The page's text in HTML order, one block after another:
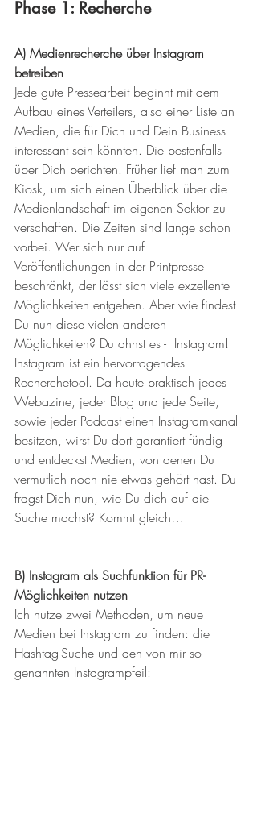
Phase 1: Recherche
A) Medienrecherche über Instagram
betreiben
Jede gute Pressearbeit beginnt mit dem
Aufbau eines Verteilers, also einer Liste an
Medien, die für Dich und Dein Business
interessant sein könnten. Die bestenfalls
über Dich berichten. Früher lief man zum
Kiosk, um sich einen Überblick über die
Medienlandschaft im eigenen Sektor zu
verschaffen. Die Zeiten sind lange schon
vorbei. Wer sich nur auf
Veröffentlichungen in der Printpresse
beschränkt, der lässt sich viele exzellente
Möglichkeiten entgehen. Aber wie findest
Du nun diese vielen anderen
Möglichkeiten? Du ahnst es -  Instagram!
Instagram ist ein hervorragendes
Recherchetool. Da heute praktisch jedes
Webazine, jeder Blog und jede Seite,
sowie jeder Podcast einen Instagramkanal
besitzen, wirst Du dort garantiert fündig
und entdeckst Medien, von denen Du
vermutlich noch nie etwas gehört hast. Du
fragst Dich nun, wie Du dich auf die
Suche machst? Kommt gleich…
B) Instagram als Suchfunktion für PR-
Möglichkeiten nutzen
Ich nutze zwei Methoden, um neue
Medien bei Instagram zu finden: die
Hashtag-Suche und den von mir so
genannten Instagrampfeil: